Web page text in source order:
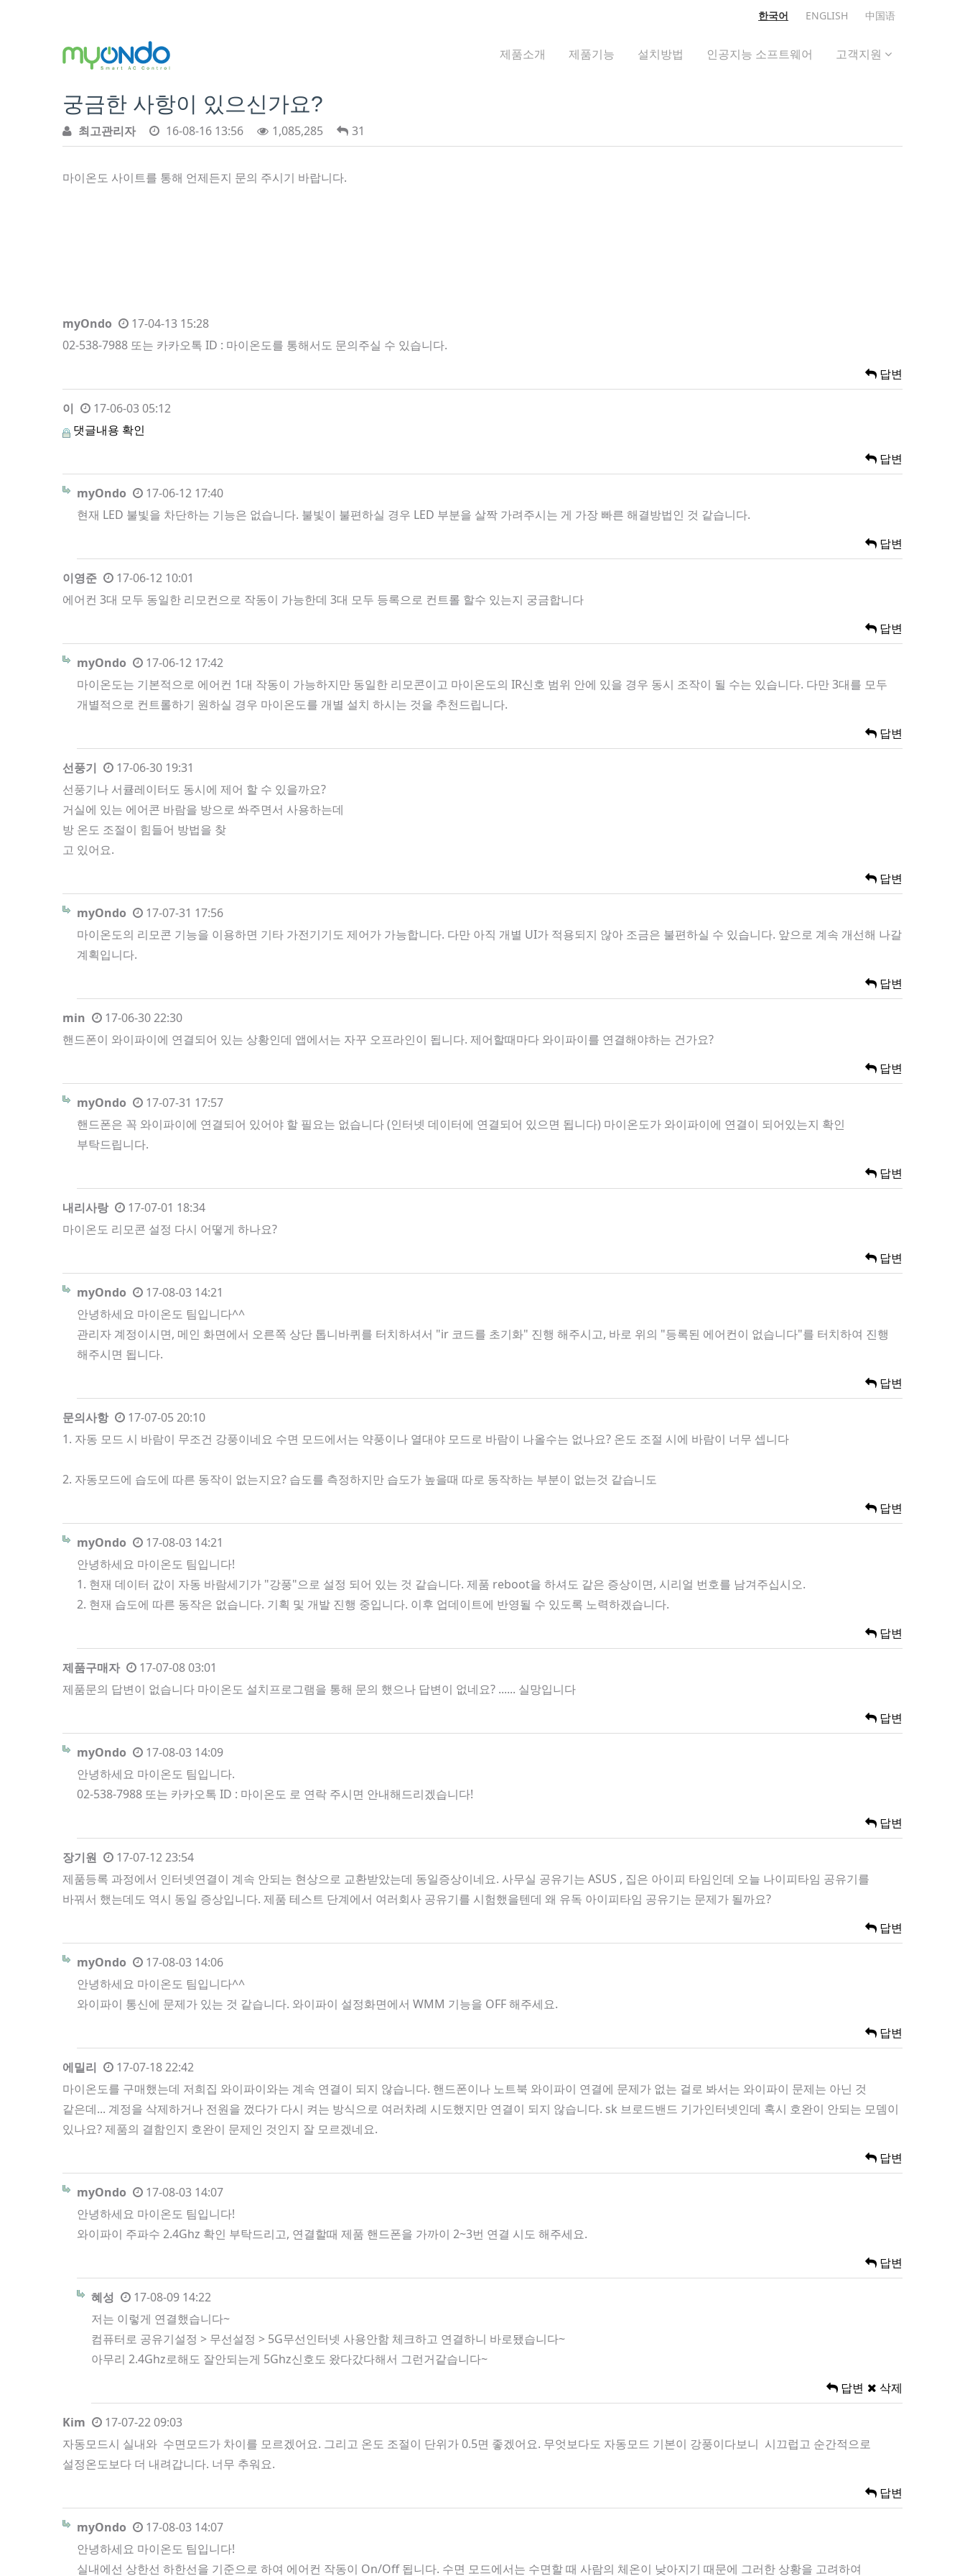
한국어 ENGLISH 中国语
제품소개 제품기능 설치방법 인공지능 소프트웨어 고객지원
궁금한 사항이 있으신가요?
최고관리자 16-08-16 13:56 1,085,285 31
마이온도 사이트를 통해 언제든지 문의 주시기 바랍니다.
myOndo
17-04-13 15:28
02-538-7988 또는 카카오톡 ID : 마이온도를 통해서도 문의주실 수 있습니다.
답변
이
17-06-03 05:12
댓글내용 확인
답변
myOndo
17-06-12 17:40
현재 LED 불빛을 차단하는 기능은 없습니다. 불빛이 불편하실 경우 LED 부분을 살짝 가려주시는 게 가장 빠른 해결방법인 것 같습니다.
답변
이영준
17-06-12 10:01
에어컨 3대 모두 동일한 리모컨으로 작동이 가능한데 3대 모두 등록으로 컨트롤 할수 있는지 궁금합니다
답변
myOndo
17-06-12 17:42
마이온도는 기본적으로 에어컨 1대 작동이 가능하지만 동일한 리모콘이고 마이온도의 IR신호 범위 안에 있을 경우 동시 조작이 될 수는 있습니다. 다만 3대를 모두
개별적으로 컨트롤하기 원하실 경우 마이온도를 개별 설치 하시는 것을 추천드립니다.
답변
선풍기
17-06-30 19:31
선풍기나 서큘레이터도 동시에 제어 할 수 있을까요?
거실에 있는 에어콘 바람을 방으로 쏴주면서 사용하는데
방 온도 조절이 힘들어 방법을 찾
고 있어요.
답변
myOndo
17-07-31 17:56
마이온도의 리모콘 기능을 이용하면 기타 가전기기도 제어가 가능합니다. 다만 아직 개별 UI가 적용되지 않아 조금은 불편하실 수 있습니다. 앞으로 계속 개선해 나갈
계획입니다.
답변
min
17-06-30 22:30
핸드폰이 와이파이에 연결되어 있는 상황인데 앱에서는 자꾸 오프라인이 됩니다. 제어할때마다 와이파이를 연결해야하는 건가요?
답변
myOndo
17-07-31 17:57
핸드폰은 꼭 와이파이에 연결되어 있어야 할 필요는 없습니다 (인터넷 데이터에 연결되어 있으면 됩니다) 마이온도가 와이파이에 연결이 되어있는지 확인
부탁드립니다.
답변
내리사랑
17-07-01 18:34
마이온도 리모콘 설정 다시 어떻게 하나요?
답변
myOndo
17-08-03 14:21
안녕하세요 마이온도 팀입니다^^
관리자 계정이시면, 메인 화면에서 오른쪽 상단 톱니바퀴를 터치하셔서 "ir 코드를 초기화" 진행 해주시고, 바로 위의 "등록된 에어컨이 없습니다"를 터치하여 진행
해주시면 됩니다.
답변
문의사항
17-07-05 20:10
1. 자동 모드 시 바람이 무조건 강풍이네요 수면 모드에서는 약풍이나 열대야 모드로 바람이 나올수는 없나요? 온도 조절 시에 바람이 너무 셉니다
2. 자동모드에 습도에 따른 동작이 없는지요? 습도를 측정하지만 습도가 높을때 따로 동작하는 부분이 없는것 같습니도
답변
myOndo
17-08-03 14:21
안녕하세요 마이온도 팀입니다!
1. 현재 데이터 값이 자동 바람세기가 "강풍"으로 설정 되어 있는 것 같습니다. 제품 reboot을 하셔도 같은 증상이면, 시리얼 번호를 남겨주십시오.
2. 현재 습도에 따른 동작은 없습니다. 기획 및 개발 진행 중입니다. 이후 업데이트에 반영될 수 있도록 노력하겠습니다.
답변
제품구매자
17-07-08 03:01
제품문의 답변이 없습니다 마이온도 설치프로그램을 통해 문의 했으나 답변이 없네요? ...... 실망입니다
답변
myOndo
17-08-03 14:09
안녕하세요 마이온도 팀입니다.
02-538-7988 또는 카카오톡 ID : 마이온도 로 연락 주시면 안내해드리겠습니다!
답변
장기원
17-07-12 23:54
제품등록 과정에서 인터넷연결이 계속 안되는 현상으로 교환받았는데 동일증상이네요. 사무실 공유기는 ASUS , 집은 아이피 타임인데 오늘 나이피타임 공유기를
바꿔서 했는데도 역시 동일 증상입니다. 제품 테스트 단계에서 여러회사 공유기를 시험했을텐데 왜 유독 아이피타임 공유기는 문제가 될까요?
답변
myOndo
17-08-03 14:06
안녕하세요 마이온도 팀입니다^^
와이파이 통신에 문제가 있는 것 같습니다. 와이파이 설정화면에서 WMM 기능을 OFF 해주세요.
답변
에밀리
17-07-18 22:42
마이온도를 구매했는데 저희집 와이파이와는 계속 연결이 되지 않습니다. 핸드폰이나 노트북 와이파이 연결에 문제가 없는 걸로 봐서는 와이파이 문제는 아닌 것
같은데... 계정을 삭제하거나 전원을 껐다가 다시 켜는 방식으로 여러차례 시도했지만 연결이 되지 않습니다. sk 브로드밴드 기가인터넷인데 혹시 호완이 안되는 모뎀이
있나요? 제품의 결함인지 호완이 문제인 것인지 잘 모르겠네요.
답변
myOndo
17-08-03 14:07
안녕하세요 마이온도 팀입니다!
와이파이 주파수 2.4Ghz 확인 부탁드리고, 연결할때 제품 핸드폰을 가까이 2~3번 연결 시도 해주세요.
답변
혜성
17-08-09 14:22
저는 이렇게 연결했습니다~
컴퓨터로 공유기설정 > 무선설정 > 5G무선인터넷 사용안함 체크하고 연결하니 바로됐습니다~
아무리 2.4Ghz로해도 잘안되는게 5Ghz신호도 왔다갔다해서 그런거같습니다~
답변
삭제
Kim
17-07-22 09:03
자동모드시 실내와 수면모드가 차이를 모르겠어요. 그리고 온도 조절이 단위가 0.5면 좋겠어요. 무엇보다도 자동모드 기본이 강풍이다보니 시끄럽고 순간적으로
설정온도보다 더 내려갑니다. 너무 추워요.
답변
myOndo
17-08-03 14:07
안녕하세요 마이온도 팀입니다!
실내에선 상한선 하한선을 기준으로 하여 에어컨 작동이 On/Off 됩니다. 수면 모드에서는 수면할 때 사람의 체온이 낮아지기 때문에 그러한 상황을 고려하여